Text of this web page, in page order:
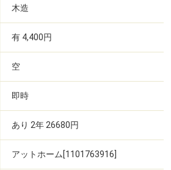
木造
有 4,400円
空
即時
あり 2年 26680円
アットホーム[1101763916]